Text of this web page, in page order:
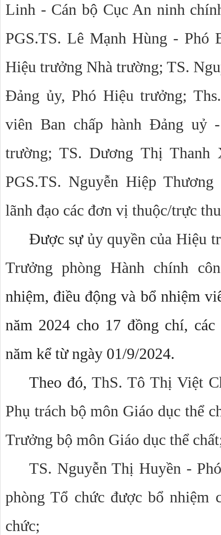
Linh - Cán bộ Cục An ninh
PGS.TS. Lê Mạnh Hùng - Phó
Hiệu trưởng Nhà trường; TS.
Đảng ủy, Phó Hiệu trưởng;
viên Ban chấp hành Đảng uỷ
trường; TS. Dương Thị Thanh
PGS.TS. Nguyễn Hiệp
lãnh đạo các đơn vị thuộc/trực
Được sựủy quyền của Hiệu
Trưởng phòng Hành chính
nhiệm, điều động và bổ nhiệm
năm 2024 cho 17 đồng chí,
năm kể từ ngày 01/9/2024.
Theo đó, ThS. Tô Thị Việt
Phụ trách bộ môn Giáo dục thể
Trưởng bộ môn Giáo dục thể
TS. Nguyễn Thị Huyền -
phòng Tổ chức được bổ nhiệm
chức;